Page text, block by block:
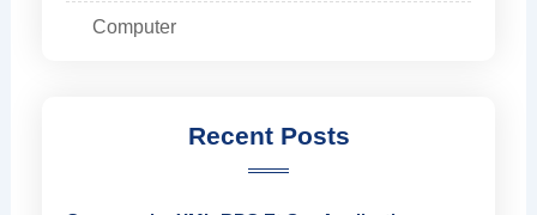
Computer
Recent Posts